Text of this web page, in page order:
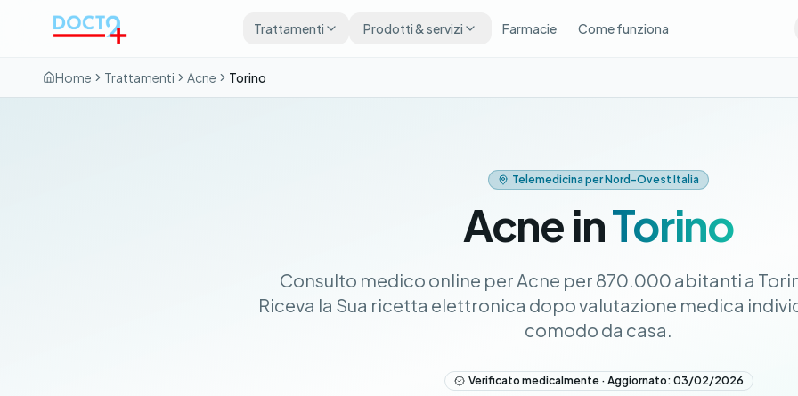
Trattamenti
Prodotti & servizi Farmacie Come funziona
Home Trattamenti Acne Torino
Telemedicina per Nord-Ovest Italia
Acne inTorino
Consulto medico online per Acne per 870.000 abitanti a
Riceva la Sua ricetta elettronica dopo valutazione medica
comodo da casa.
Verificato medicalmente · Aggiornato: 03/02/2026